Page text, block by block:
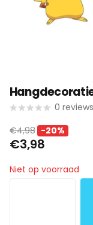
0 reviews
€4,98 -20%
€3,98
Niet op voorraad